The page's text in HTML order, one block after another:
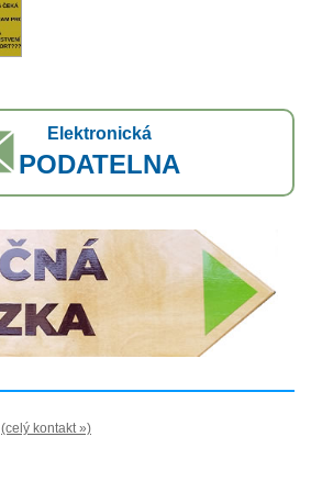
Elektronická
PODATELNA
(celý kontakt »)